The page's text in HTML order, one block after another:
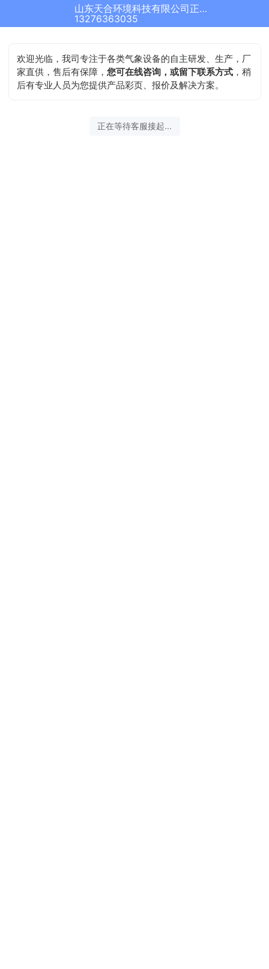
山东天合环境科技有限公司正在为您服务
13276363035
欢迎光临，我司专注于各类气象设备的自主研发、生产，厂
家直供，售后有保障，您可在线咨询，或留下联系方式 ，稍
后有专业人员为您提供产品彩页、报价及解决方案。
正在等待客服接起...